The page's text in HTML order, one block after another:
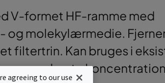
V-formet HF-ramme med
og molekylærmedie.
filtertrin. Kan bruges i
moderate
agreeing to our use